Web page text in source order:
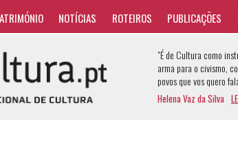
NOTÍCIAS ROTEIROS PUBLICAÇÕES
"É de Cultura como
arma para o civismo,
povos que vos quero
Helena Vaz da Silva